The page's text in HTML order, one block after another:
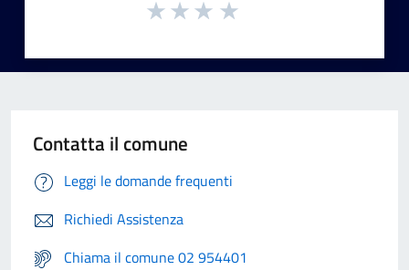
Contatta il comune
Leggi le domande frequenti
Richiedi Assistenza
Chiama il comune 02 954401